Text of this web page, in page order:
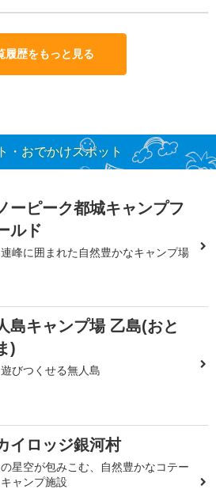
履歴をもっと見る
・おでかけスポット
ーピーク都城キャンプフ
ルド
峰に囲まれた自然豊かなキャンプ場
島キャンプ場 乙島(おと
)
びつくせる無人島
イロッジ銀河村
星空が包みこむ、自然豊かなコテー
ャンプ施設